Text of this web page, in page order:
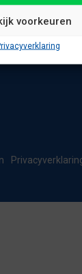
voorkeuren